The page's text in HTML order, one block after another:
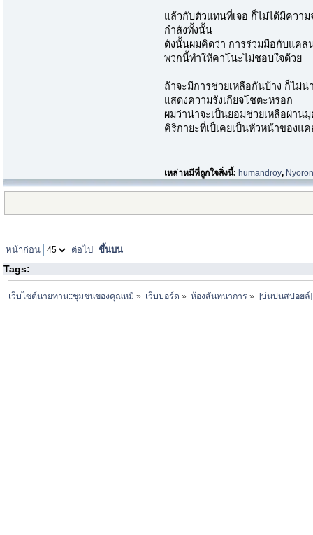
แล้วกับตัวแทนที่เจอ ก็ไม่ได้มีควา
กำลังทั้งนั้น
ดังนั้นผมคิดว่า การร่วมมือกับแคล
พวกนี้ทำให้คาโนะไม่ชอบใจด้วย
ถ้าจะมีการช่วยเหลือกันบ้าง ก็ไม่
แสดงความรังเกียจโชตะหรอก
ผมว่าน่าจะเป็นยอมช่วยเหลือผ่าน
คิริกายะที่เป็เคยเป็นหัวหน้าของแ
เหล่าหมีที่ถูกใจสิ่งนี้:humandroy,
หน้าก่อน ต่อไป ขึ้นบน
Tags:
เว็บไซต์นายท่าน::ชุมชนของคุณหมี » เว็บบอร์ด » ห้องสันทนาการ » [บ่นปนสปอยล์]